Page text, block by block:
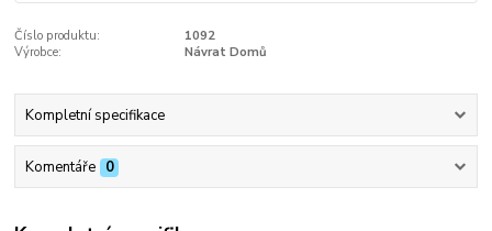
Číslo produktu:
1092
Výrobce:
Návrat Domů
Kompletní specifikace
Komentáře 0